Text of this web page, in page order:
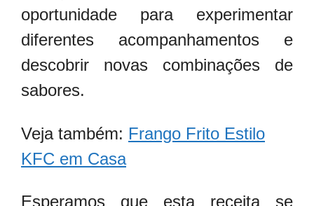
oportunidade para experimentar
diferentes acompanhamentos e
descobrir novas combinações de
sabores.
Veja também: Frango Frito Estilo
KFC em Casa
Esperamos que esta receita se